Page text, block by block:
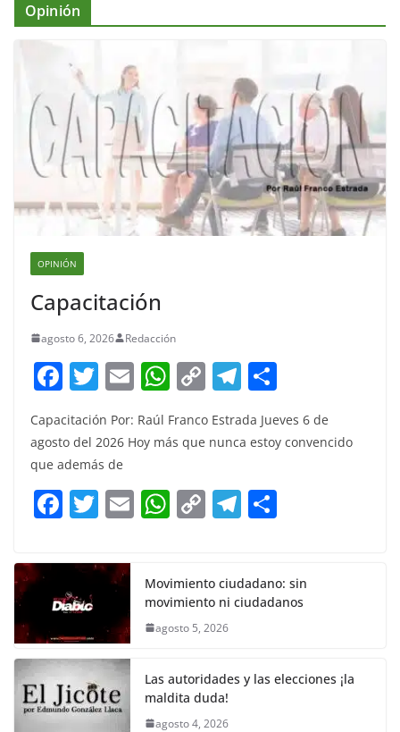
Opinión
OPINIÓN
Capacitación
agosto 6, 2026 Redacción
F
a
c
e
b
o
k
T
itt
er
E
m
ai
W
at
A
p
C
p
Li
n
T
el
e
a
m
ar
e
Capacitación Por: Raúl Franco Estrada Jueves 6 de
agosto del 2026 Hoy más que nunca estoy convencido
que además de
F
c
e
b
o
o
k
T
itt
er
E W
s
A
p
C
y
Li
k
T
gr
a
e
Movimiento ciudadano: sin
movimiento ni ciudadanos
agosto 5, 2026
Las autoridades y las elecciones ¡la
maldita duda!
agosto 4, 2026